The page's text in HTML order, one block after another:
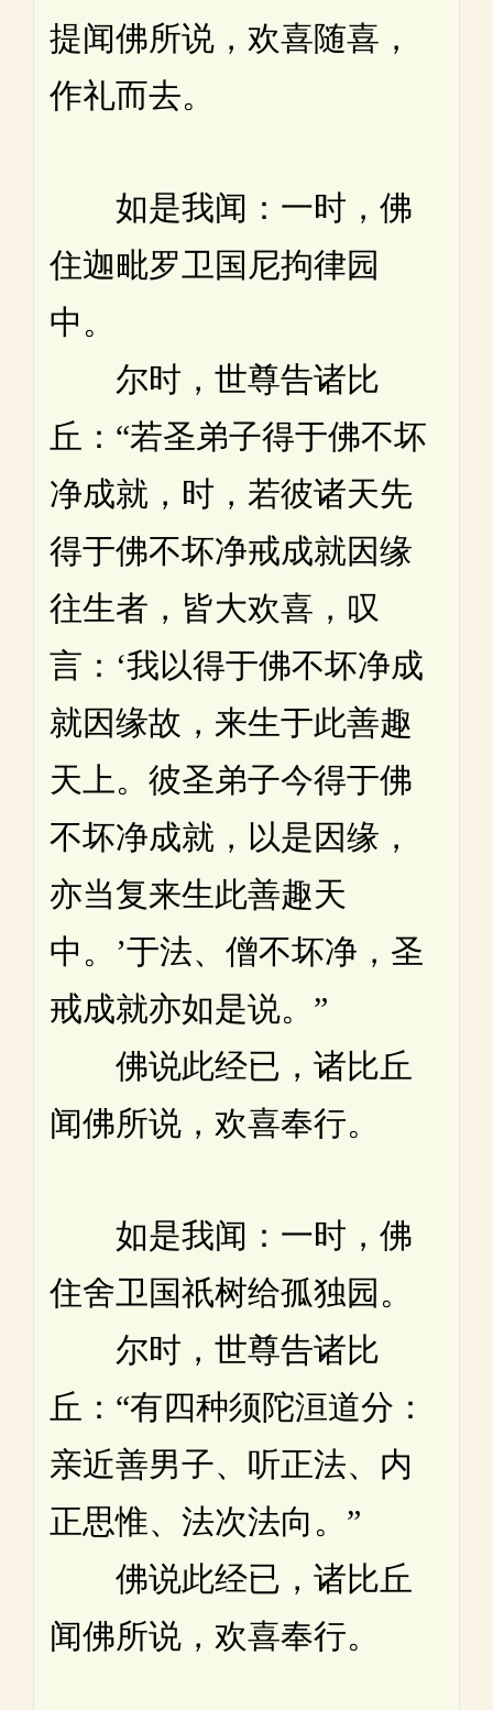
提闻佛所说，欢喜随喜，
作礼而去。
如是我闻：一时，佛
住迦毗罗卫国尼拘律园
中。
尔时，世尊告诸比
丘：“若圣弟子得于佛不坏
净成就，时，若彼诸天先
得于佛不坏净戒成就因缘
往生者，皆大欢喜，叹
言：‘我以得于佛不坏净成
就因缘故，来生于此善趣
天上。彼圣弟子今得于佛
不坏净成就，以是因缘，
亦当复来生此善趣天
中。’于法、僧不坏净，圣
戒成就亦如是说。”
佛说此经已，诸比丘
闻佛所说，欢喜奉行。
如是我闻：一时，佛
住舍卫国祇树给孤独园。
尔时，世尊告诸比
丘：“有四种须陀洹道分：
亲近善男子、听正法、内
正思惟、法次法向。”
佛说此经已，诸比丘
闻佛所说，欢喜奉行。